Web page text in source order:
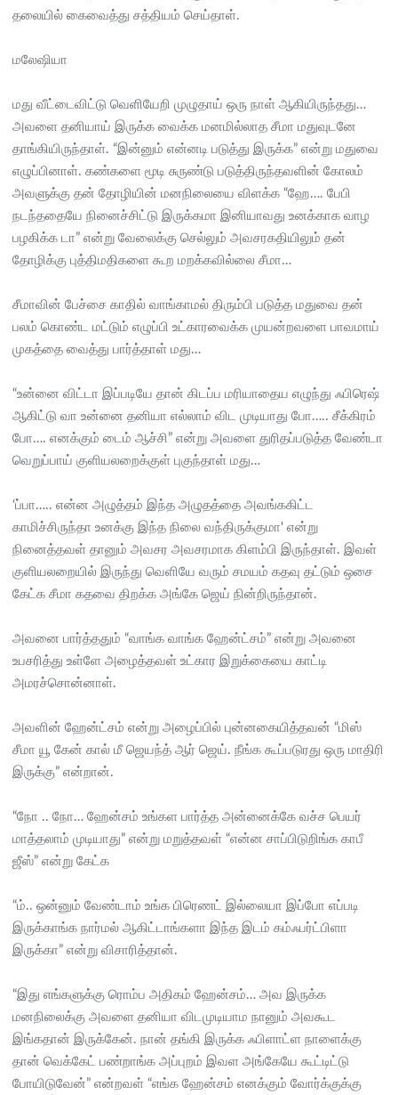
தலையில் கைவைத்து சத்தியம் செய்தாள்.
மலேஷியா
மது வீட்டைவிட்டு வெளியேறி முழுதாய் ஒரு நாள் ஆகியிருந்தது…
அவளை தனியாய் இருக்க வைக்க மனமில்லாத சீமா மதுவுடனே
தாங்கியிருந்தாள். “இன்னும் என்னடி படுத்து இருக்க” என்று மதுவை
எழுப்பினாள். கண்களை மூடி சுருண்டு படுத்திருந்தவளின் கோலம்
அவளுக்கு தன் தோழியின் மனநிலையை விளக்க “ஹே…. பேபி
நடந்ததையே நினைச்சிட்டு இருக்கமா இனியாவது உனக்காக வாழ
பழகிக்க டா” என்று வேலைக்கு செல்லும் அவசரகதியிலும் தன்
தோழிக்கு புத்திமதிகளை கூற மறக்கவில்லை சீமா…
சீமாவின் பேச்சை காதில் வாங்காமல் திரும்பி படுத்த மதுவை தன்
பலம் கொண்ட மட்டும் எழுப்பி உட்காரவைக்க முயன்றவளை பாவமாய்
முகத்தை வைத்து பார்த்தாள் மது…
“உன்னை விட்டா இப்படியே தான் கிடப்ப மரியாதைய எழுந்து ஃபிரெஷ்
ஆகிட்டு வா உன்னை தனியா எல்லாம் விட முடியாது போ….. சீக்கிரம்
போ…. எனக்கும் டைம் ஆச்சி” என்று அவளை துரிதப்படுத்த வேண்டா
வெறுப்பாய் குளியலறைக்குள் புகுந்தாள் மது…
‘ப்பா….. என்ன அழுத்தம் இந்த அழுதத்தை அவங்ககிட்ட
காமிச்சிருந்தா உனக்கு இந்த நிலை வந்திருக்குமா' என்று
நினைத்தவள் தானும் அவசர அவசரமாக கிளம்பி இருந்தாள். இவள்
குளியலறையில் இருந்து வெளியே வரும் சமயம் கதவு தட்டும் ஒசை
கேட்க சீமா கதவை திறக்க அங்கே ஜெய் நின்றிருந்தான்.
அவனை பார்த்ததும் “வாங்க வாங்க ஹேன்ட்சம்” என்று அவனை
உபசரித்து உள்ளே அழைத்தவள் உட்கார இறுக்கையை காட்டி
அமரச்சொன்னாள்.
அவளின் ஹேன்ட்சம் என்று அழைப்பில் புன்னகையித்தவன் “மிஸ்
சீமா யூ கேன் கால் மீ ஜெயந்த் ஆர் ஜெய். நீங்க கூப்படுரது ஒரு மாதிரி
இருக்கு” என்றான்.
“நோ .. நோ… ஹேன்சம் உங்கள பார்த்த அன்னைக்கே வச்ச பெயர்
மாத்தலாம் முடியாது” என்று மறுத்தவள் “என்ன சாப்பிடுறிங்க காபீ
ஜீஸ்” என்று கேட்க
“ம்.. ஒன்னும் வேண்டாம் உங்க பிரெணட் இல்லையா இப்போ எப்படி
இருக்காங்க நார்மல் ஆகிட்டாங்களா இந்த இடம் கம்ஃபர்ட்பிளா
இருக்கா” என்று விசாரித்தான்.
“இது எங்களுக்கு ரொம்ப அதிகம் ஹேன்சம்… அவ இருக்க
மனநிலைக்கு அவளை தனியா விடமுடியாம நானும் அவகூட
இங்கதான் இருக்கேன். நான் தங்கி இருக்க ஃபிளாட்ள நாளைக்கு
தான் வெக்கேட் பண்றாங்க அப்புறம் இவள அங்கேயே கூட்டிட்டு
போயிடுவேன்” என்றவள் “எங்க ஹேன்சம் எனக்கும் வோர்க்குக்கு